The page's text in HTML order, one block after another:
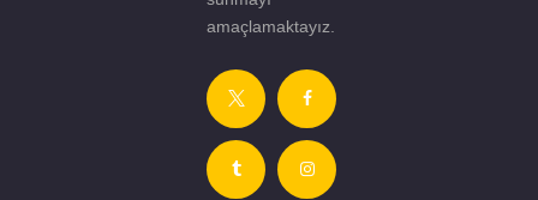
amaçlamaktayız.